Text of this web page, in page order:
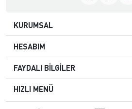
KURUMSAL
HESABIM
FAYDALI BİLGİLER
HIZLI MENÜ